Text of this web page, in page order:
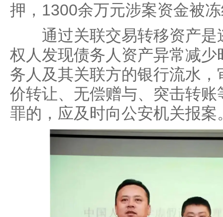
押，1300余万元涉案资金被
通过关联交易转移资产是
权人发现债务人资产异常减
务人及其关联方的银行流水
价转让、无偿赠与、突击转
罪的，应及时向公安机关报案